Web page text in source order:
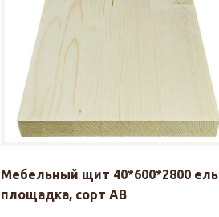
Мебельный щит 40*600*2800 ель
площадка, сорт АВ